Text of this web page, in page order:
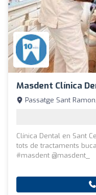
Masdent Clínica
Passatge Sant
Clínica Dental en Sant
tots de tractaments
#masdent @masdent_